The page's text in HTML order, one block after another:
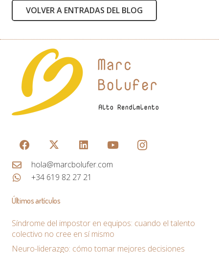
Los tipos de estrés, su mecánica y sus efectos en el
trabajo